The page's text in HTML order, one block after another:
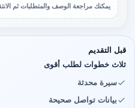
يمكنك مراجعة الوصف والمتطلبات ثم
قبل التقديم
ثلاث خطوات لطلب أقوى
سيرة محدثة
بيانات تواصل صحيحة